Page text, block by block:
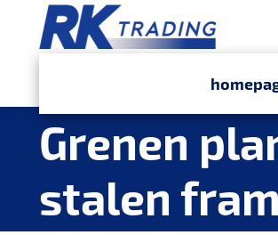
Grenen
stalen